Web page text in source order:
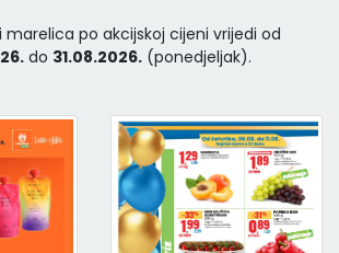
po akcijskoj cijeni vrijedi od
do 31.08.2026. (ponedjeljak).